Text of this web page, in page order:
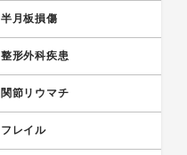
半月板損傷
整形外科疾患
関節リウマチ
フレイル